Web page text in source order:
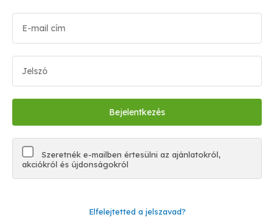
Szeretnék e-mailben értesülni az ajánlatokról,
akciókról és újdonságokról
Elfelejtetted a jelszavad?